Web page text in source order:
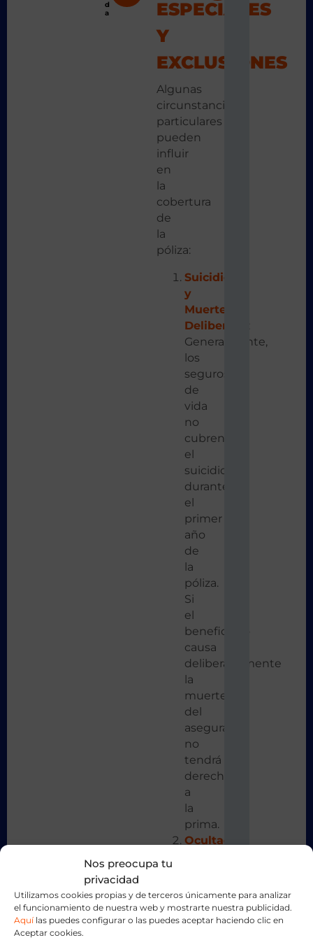
Nos preocupa tu
privacidad
Utilizamos cookies propias y de terceros únicamente para analizar
el funcionamiento de nuestra web y mostrarte nuestra publicidad.
Aquílas puedes configurar o las puedes aceptar haciendo clic en
Aceptar cookies.
d
a
ESPECIALES
Y
EXCLUSIONES
Algunas
circunstancias
particulares
pueden
influir
en
la
cobertura
de
la
póliza:
Suicidio
y
Muerte
Deliberada
Generalmente,
los
seguros
de
vida
no
cubren
el
suicidio
durante
el
primer
año
de
la
póliza.
Si
el
beneficiario
causa
deliberadamente
la
muerte
del
asegurado,
no
tendrá
derecho
a
la
prima.
Ocultación
Cuestionario
de
Salud: